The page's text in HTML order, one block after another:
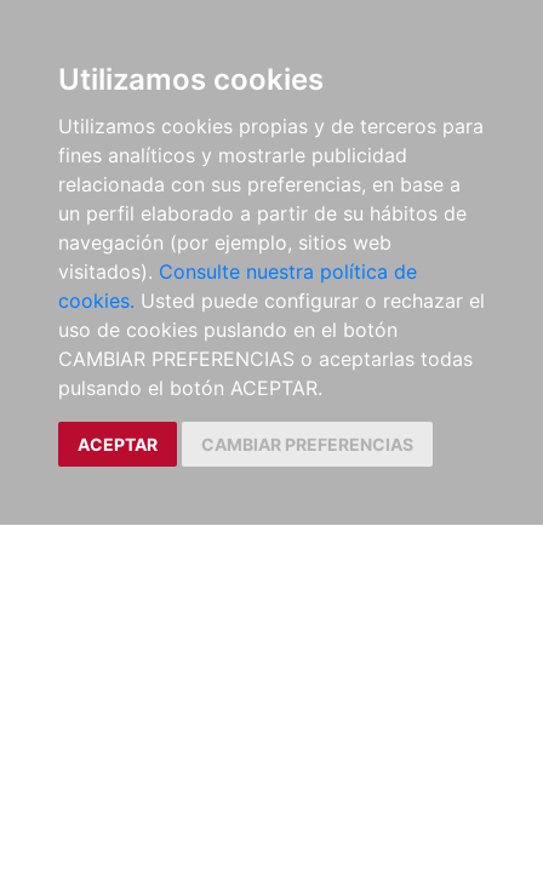
Utilizamos cookies
Utilizamos cookies propias y de terceros para
fines analíticos y mostrarle publicidad
relacionada con sus preferencias, en base a
un perfil elaborado a partir de su hábitos de
navegación (por ejemplo, sitios web
visitados). Consulte nuestra política de
cookies. Usted puede configurar o rechazar el
uso de cookies puslando en el botón
CAMBIAR PREFERENCIAS o aceptarlas todas
pulsando el botón ACEPTAR.
ACEPTAR CAMBIAR PREFERENCIAS